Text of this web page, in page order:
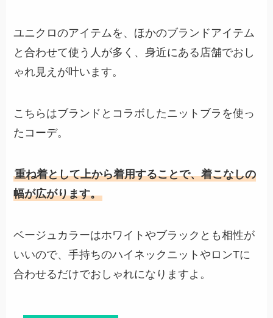
ユニクロのアイテムを、ほかのブランドアイテム
と合わせて使う人が多く、身近にある店舗でおし
ゃれ見えが叶います。
こちらはブランドとコラボしたニットブラを使っ
たコーデ。
重ね着として上から着用することで、着こなしの
幅が広がります。
ベージュカラーはホワイトやブラックとも相性が
いいので、手持ちのハイネックニットやロンTに
合わせるだけでおしゃれになりますよ。